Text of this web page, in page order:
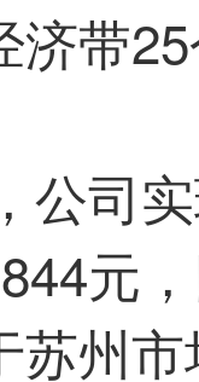
济带
公司
元
苏州